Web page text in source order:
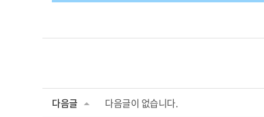
다음글 다음글이 없습니다.